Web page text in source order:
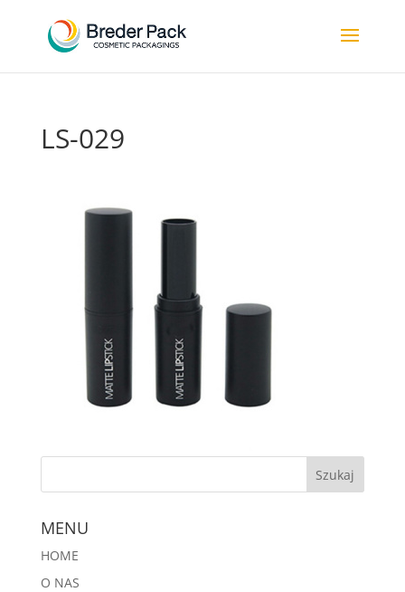
LS-029
MENU
HOME
O NAS